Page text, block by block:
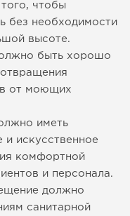
чтобы
без необходимости
высоте.
быть хорошо
от моющих
иметь
и искусственное
комфортной
и персонала.
должно
санитарной